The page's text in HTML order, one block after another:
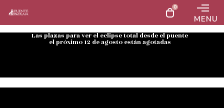
0
MENU
Las plazas para ver el eclipse total desde el puente
el próximo 12 de agosto están agotadas